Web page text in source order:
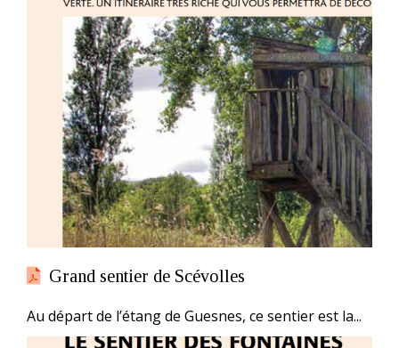
Grand sentier de Scévolles
Au départ de l’étang de Guesnes, ce sentier est la...